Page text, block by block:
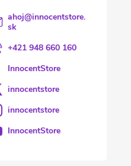
ahoj@innocentstore.
sk
+421 948 660 160
InnocentStore
innocentstore
innocentstore
InnocentStore